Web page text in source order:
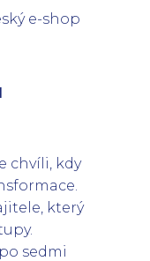
e-shop
chvíli, kdy
který
sedmi